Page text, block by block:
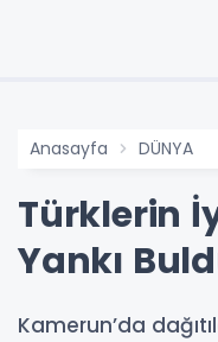
Anasayfa DÜNYA
Türklerin
Yankı
Kamerun’da